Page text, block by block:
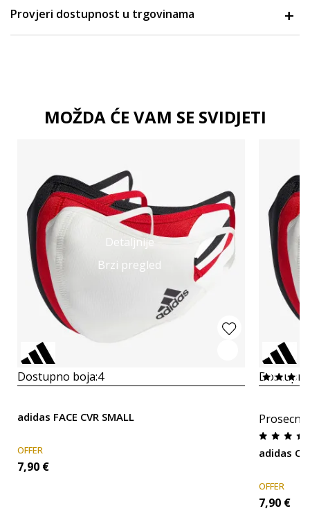
Provjeri dostupnost u trgovinama
MOŽDA ĆE VAM SE SVIDJETI
Detaljnije
Brzi pregled
Dostupno boja:4
adidas FACE CVR SMALL
OFFER
7,90 €
adidas
OFFER
7,90 €